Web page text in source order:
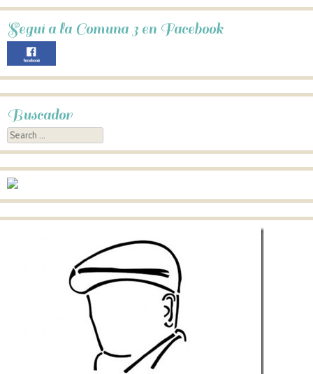
Seguí a la Comuna 3 en Facebook
Buscador
Search